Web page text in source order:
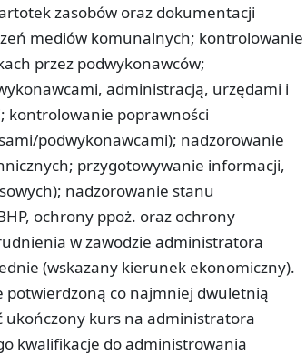
zasobów oraz dokumentacji
mediów komunalnych; kontrolowanie
przez podwykonawców;
administracją, urzędami i
kontrolowanie poprawności
podwykonawcami); nadzorowanie
przygotowywanie informacji,
nadzorowanie stanu
ochrony ppoż. oraz ochrony
w zawodzie administratora
(wskazany kierunek ekonomiczny).
potwierdzoną co najmniej dwuletnią
kurs na administratora
kwalifikacje do administrowania